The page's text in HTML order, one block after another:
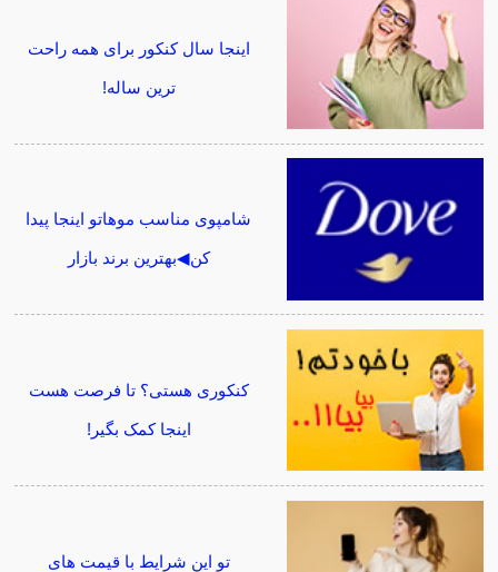
اینجا سال کنکور برای همه راحت
ترین ساله!
شامپوی مناسب موهاتو اینجا پیدا
کن◀بهترین برند بازار
کنکوری هستی؟ تا فرصت هست
اینجا کمک بگیر!
تو این شرایط با قیمت های